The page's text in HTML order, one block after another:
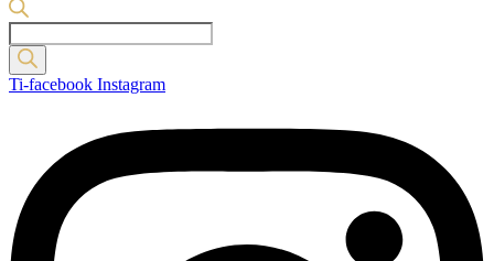
Products
search
Ti-facebook Instagram